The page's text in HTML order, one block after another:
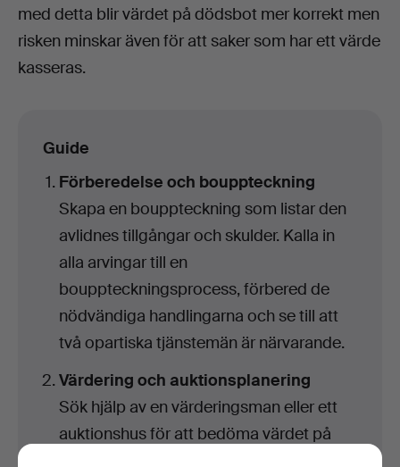
med detta blir värdet på dödsbot mer korrekt men
risken minskar även för att saker som har ett värde
kasseras.
Guide
Förberedelse och bouppteckning
Skapa en bouppteckning som listar den
avlidnes tillgångar och skulder. Kalla in
alla arvingar till en
bouppteckningsprocess, förbered de
nödvändiga handlingarna och se till att
två opartiska tjänstemän är närvarande.
Värdering och auktionsplanering
Sök hjälp av en värderingsman eller ett
auktionshus för att bedöma värdet på